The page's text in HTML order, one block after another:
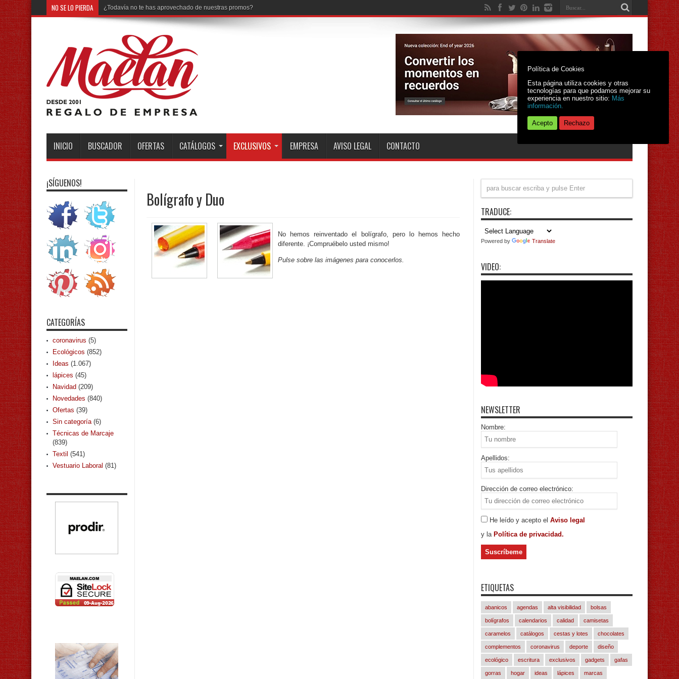
NO SE LO PIERDA Ya está dis
INICIO BUSCADOR OFERTAS CATÁLOGOS EXCLUSIVOS EMPRESA AVISO LEGAL CONTACTO
Bolígrafo y Duo
No hemos reinventado el bolígrafo, pero lo hemos hecho
diferente. ¡Compruébelo usted mismo!
Pulse sobre las imágenes para conocerlos.
¡SÍGUENOS!
CATEGORÍAS
coronavirus (5)
Ecológicos (852)
Ideas (1.067)
lápices (45)
Navidad (209)
Novedades (840)
Ofertas (39)
Sin categoría(6)
Técnicas de Marcaje
(839)
Textil (541)
Vestuario Laboral (81)
TRADUCE:
Powered by Translate
VIDEO:
NEWSLETTER
Nombre:
Apellidos:
Dirección de correo electrónico:
He leído y acepto el Aviso legal
y la Política de privacidad.
ETIQUETAS
abanicos agendas alta visibilidad bolsas
bolígrafos calendarios calidad camisetas
caramelos catálogos cestas y lotes chocolates
complementos coronavirus deporte diseño
ecológico escritura exclusivos gadgets gafas
gorras hogar ideas lápices marcas
Política de Cookies
Esta página utiliza cookies y otras
tecnologías para que podamos mejorar su
experiencia en nuestro sitio: Más
información.
Acepto Rechazo